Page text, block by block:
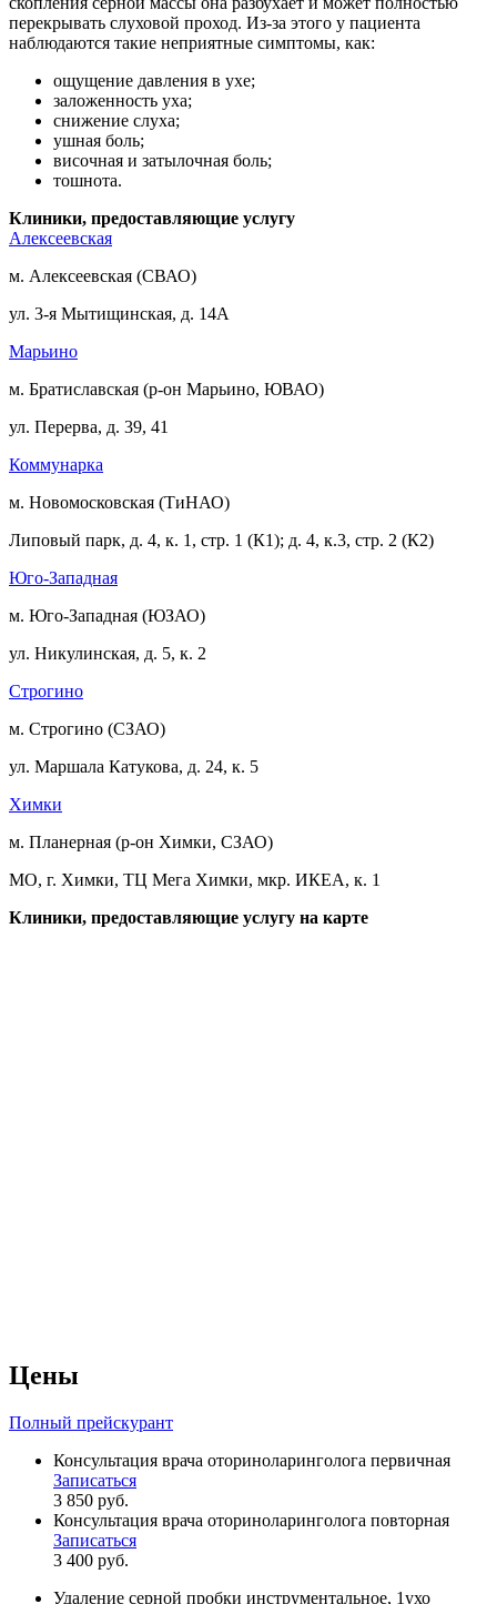
перекрывать слуховой проход. Из-за этого у пациента
наблюдаются такие неприятные симптомы, как:
ощущение давления в ухе;
заложенность уха;
снижение слуха;
ушная боль;
височная и затылочная боль;
тошнота.
Клиники, предоставляющие услугу
Алексеевская
м. Алексеевская (СВАО)
ул. 3-я Мытищинская, д. 14А
Марьино
м. Братиславская (р-он Марьино, ЮВАО)
ул. Перерва, д. 39, 41
Коммунарка
м. Новомосковская (ТиНАО)
Липовый парк, д. 4, к. 1, стр. 1 (К1); д. 4, к.3, стр. 2 (К2)
Юго-Западная
м. Юго-Западная (ЮЗАО)
ул. Никулинская, д. 5, к. 2
Строгино
м. Строгино (СЗАО)
ул. Маршала Катукова, д. 24, к. 5
Химки
м. Планерная (р-он Химки, СЗАО)
МО, г. Химки, ТЦ Мега Химки, мкр. ИКЕА, к. 1
Клиники, предоставляющие услугу на карте
Цены
Полный прейскурант
Консультация врача оториноларинголога первичная
Записаться
3 850 руб.
Консультация врача оториноларинголога повторная
Записаться
3 400 руб.
Удаление серной пробки инструментальное, 1ухо